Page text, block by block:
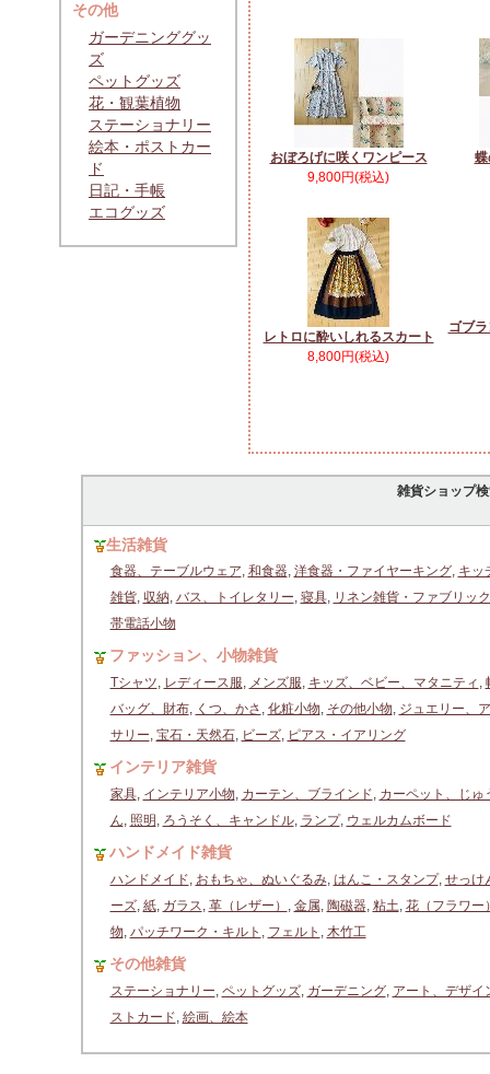
その他
ガーデニンググッ
ズ
ペットグッズ
花・観葉植物
ステーショナリー
絵本・ポストカー
ド
日記・手帳
エコグッズ
おぼろげに咲くワンピース
9,800円(税込)
レトロに酔いしれるスカート
8,800円(税込)
ゴブ
雑貨ショップ
生活雑貨
食器、テーブルウェア, 和食器, 洋食器・ファイヤーキング, キッ
雑貨, 収納, バス、トイレタリー, 寝具, リネン雑貨・ファブリック
帯電話小物
ファッション、小物雑貨
Tシャツ, レディース服, メンズ服, キッズ、ベビー、マタニティ ,
バッグ、財布, くつ、かさ , 化粧小物, その他小物, ジュエリー、
サリー, 宝石・天然石, ビーズ, ピアス・イアリング
インテリア雑貨
家具, インテリア小物, カーテン、ブラインド, カーペット、じゅ
ん, 照明 , ろうそく、キャンドル, ランプ, ウェルカムボード
ハンドメイド雑貨
ハンドメイド, おもちゃ、ぬいぐるみ, はんこ・スタンプ, せっけ
ーズ, 紙, ガラス, 革（レザー） , 金属, 陶磁器, 粘土, 花（フラワー
物, パッチワーク・キルト , フェルト , 木竹工
その他雑貨
ステーショナリー, ペットグッズ, ガーデニング, アート、デザイ
ストカード, 絵画、絵本